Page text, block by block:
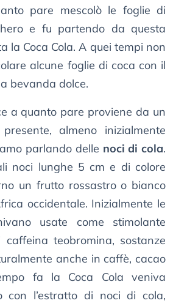
pare mescolò le foglie di
e fu partendo da questa
la Coca Cola. A quei tempi non
alcune foglie di coca con il
bevanda dolce.
a quanto pare proviene da un
almeno inizialmente
parlando delle noci di cola.
noci lunghe 5 cm e di colore
un frutto rossastro o bianco
occidentale. Inizialmente le
usate come stimolante
teobromina, sostanze
anche in caffè, cacao
fa la Coca Cola veniva
con l’estratto di noci di cola,